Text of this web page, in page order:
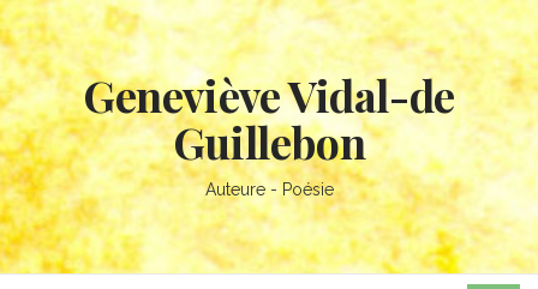
Geneviève Vidal-de
Guillebon
Auteure - Poésie